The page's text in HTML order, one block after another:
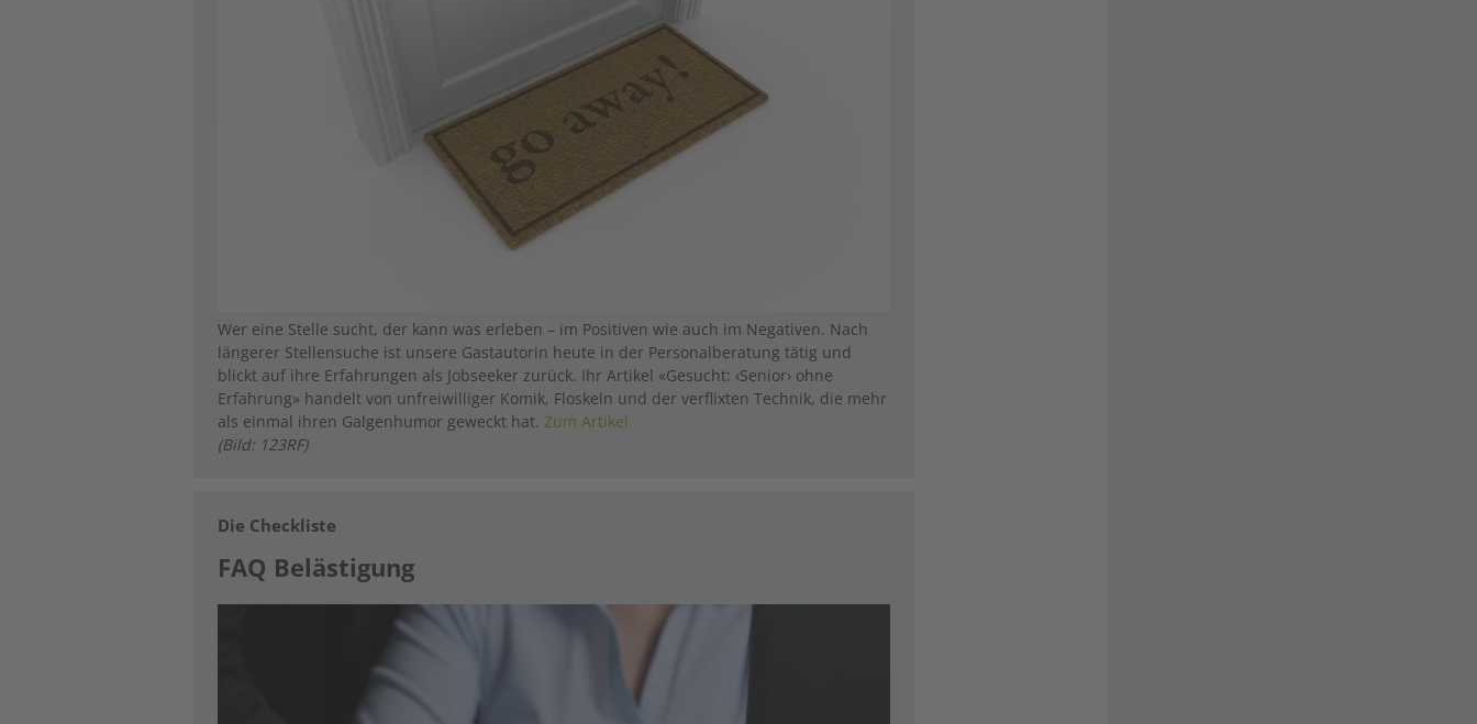
Wer eine Stelle sucht, der kann was erleben – im Positiven wie auch im Negativen. Nach
längerer Stellensuche ist unsere Gastautorin heute in der Personalberatung tätig und
blickt auf ihre Erfahrungen als Jobseeker zurück. Ihr Artikel «Gesucht: ‹Senior› ohne
Erfahrung» handelt von unfreiwilliger Komik, Floskeln und der verflixten Technik, die mehr
als einmal ihren Galgenhumor geweckt hat.Zum Artikel
(Bild: 123RF)
Die Checkliste
FAQ Belästigung